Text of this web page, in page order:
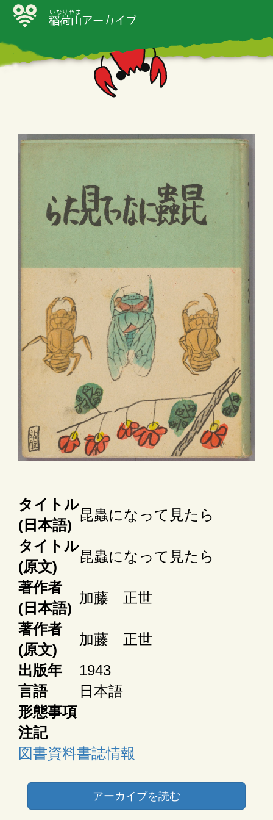
稲荷山
いなりやま
アーカイブ
タイトル
(日本語)
昆蟲になって見たら
タイトル
(原文)
昆蟲になって見たら
著作者
(日本語)
加藤 正世
著作者
(原文)
加藤 正世
出版年
1943
言語
日本語
形態事項
注記
図書資料書誌情報
アーカイブを読む